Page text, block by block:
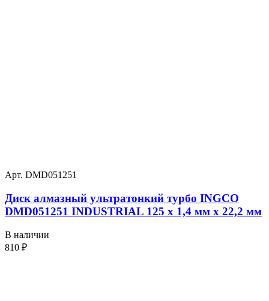
Арт. DMD051251
Диск алмазный ультратонкий турбо INGCO
DMD051251 INDUSTRIAL 125 х 1,4 мм x 22,2 мм
В наличии
810 ₽